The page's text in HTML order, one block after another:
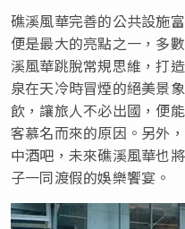
礁溪風華完善的公共設施
便是最大的亮點之一，多
溪風華跳脫常規思維，打
泉在天冷時冒煙的絕美景
飲，讓旅人不必出國，便
客慕名而來的原因。另外
中酒吧，未來礁溪風華也
子一同渡假的娛樂饗宴。